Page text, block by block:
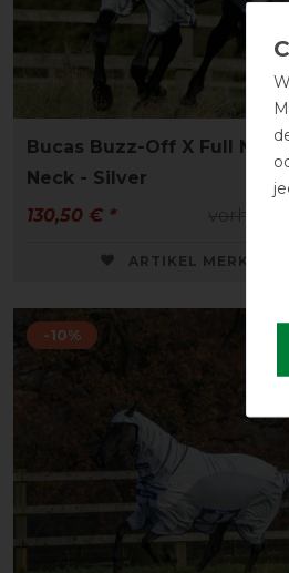
Bucas Buzz-Off X Full
Neck - Silver
130,50 € *
ARTIKEL MERKEN
-10%